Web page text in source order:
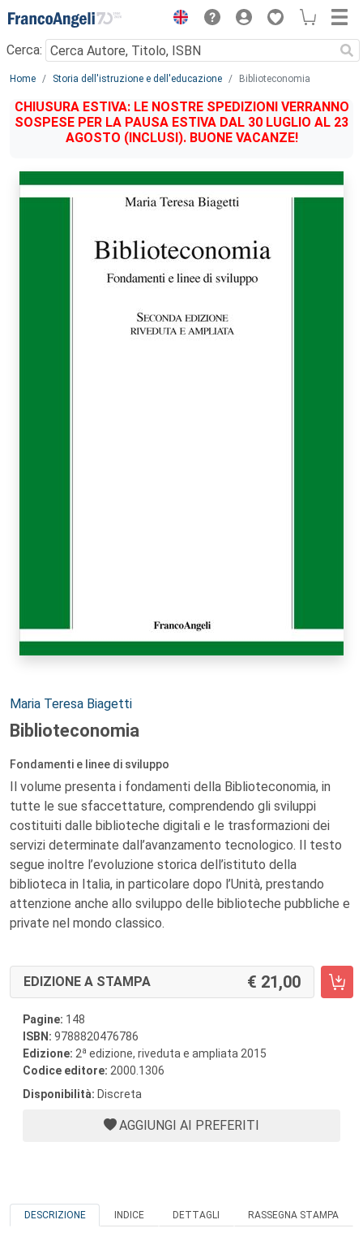
Menu
Cerca:
Main content
Home Storia dell'istruzione e dell'educazione Biblioteconomia
CHIUSURA ESTIVA: LE NOSTRE SPEDIZIONI VERRANNO
SOSPESE PER LA PAUSA ESTIVA DAL 30 LUGLIO AL 23
AGOSTO (INCLUSI). BUONE VACANZE!
Autori:
Maria Teresa Biagetti
Biblioteconomia
Fondamenti e linee di sviluppo
Il volume presenta i fondamenti della Biblioteconomia, in
tutte le sue sfaccettature, comprendendo gli sviluppi
costituiti dalle biblioteche digitali e le trasformazioni dei
servizi determinate dall’avanzamento tecnologico. Il testo
segue inoltre l’evoluzione storica dell’istituto della
biblioteca in Italia, in particolare dopo l’Unità, prestando
attenzione anche allo sviluppo delle biblioteche pubbliche e
private nel mondo classico.
EDIZIONE A STAMPA 21,00
Pagine: 148
ISBN: 9788820476786
Edizione: 2a edizione, riveduta e ampliata 2015
Codice editore: 2000.1306
Disponibilità: Discreta
AGGIUNGI AI PREFERITI
DESCRIZIONE INDICE DETTAGLI RASSEGNA STAMPA